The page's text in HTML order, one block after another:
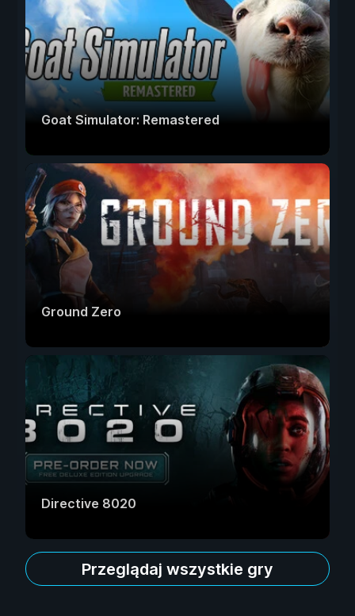
Goat Simulator: Remastered
Ground Zero
Directive 8020
Przeglądaj wszystkie gry